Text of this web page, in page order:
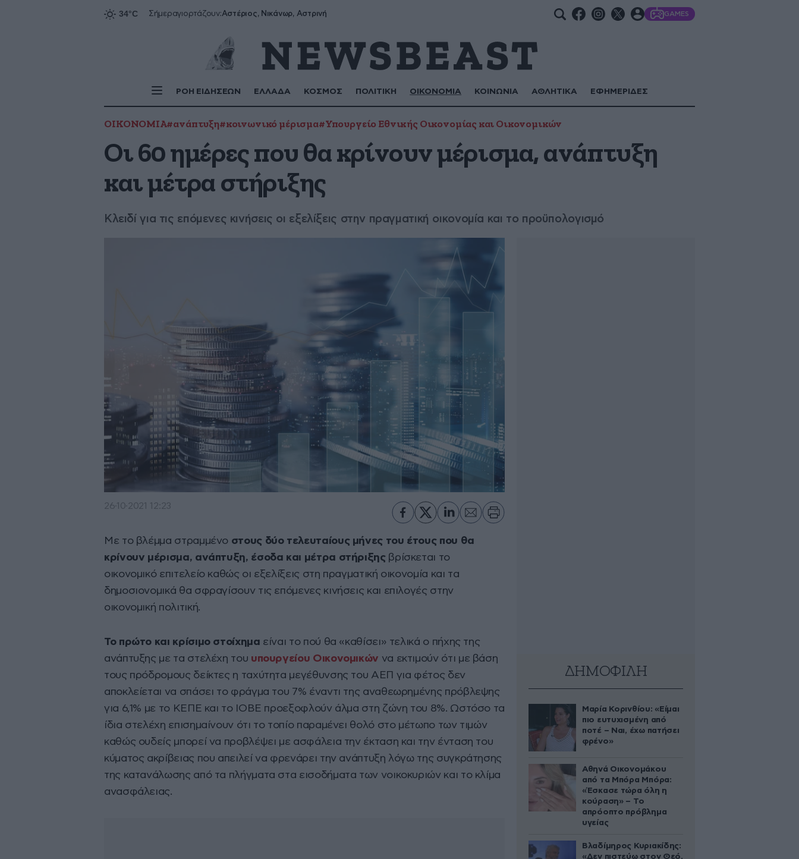
Σήμεραγιορτάζουν:Αστέριος, Νικάνωρ, Αστρινή GAMES
ΡΟΗ ΕΙΔΗΣΕΩΝ ΕΛΛΑΔΑ ΚΟΣΜΟΣ ΠΟΛΙΤΙΚΗ ΟΙΚΟΝΟΜΙΑ ΚΟΙΝΩΝΙΑ ΑΘΛΗΤΙΚΑ ΕΦΗΜΕΡΙΔΕΣ
ΟΙΚΟΝΟΜΙΑ#ανάπτυξη#κοινωνικό μέρισμα#Υπουργείο Εθνικής Οικονομίας και Οικονομικών
Οι 60 ημέρες που θα κρίνουν μέρισμα, ανάπτυξη
και μέτρα στήριξης
Κλειδί για τις επόμενες κινήσεις οι εξελίξεις στην πραγματική οικονομία και το προϋπολογισμό
26·10·2021 12:23
Με το βλέμμα στραμμένο στους δύο τελευταίους μήνες του έτους που θα
κρίνουν μέρισμα, ανάπτυξη, έσοδα και μέτρα στήριξηςβρίσκεται το
οικονομικό επιτελείο καθώς οι εξελίξεις στη πραγματική οικονομία και τα
δημοσιονομικά θα σφραγίσουν τις επόμενες κινήσεις και επιλογές στην
οικονομική πολιτική.
Το πρώτο και κρίσιμο στοίχημα είναι το πού θα «καθίσει» τελικά ο πήχης της
ανάπτυξης με τα στελέχη του υπουργείου Οικονομικών να εκτιμούν ότι με βάση
τους πρόδρομους δείκτες η ταχύτητα μεγέθυνσης του ΑΕΠ για φέτος δεν
αποκλείεται να σπάσει το φράγμα του 7% έναντι της αναθεωρημένης πρόβλεψης
για 6,1% με το ΚΕΠΕ και το ΙΟΒΕ προεξοφλούν άλμα στη ζώνη του 8%. Ωστόσο τα
ίδια στελέχη επισημαίνουν ότι το τοπίο παραμένει θολό στο μέτωπο των τιμών
καθώς ουδείς μπορεί να προβλέψει με ασφάλεια την έκταση και την ένταση του
κύματος ακρίβειας που απειλεί να φρενάρει την ανάπτυξη λόγω της συγκράτησης
της κατανάλωσης από τα πλήγματα στα εισοδήματα των νοικοκυριών και το κλίμα
ανασφάλειας.
ΔΗΜΟΦΙΛΗ
Μαρία Κορινθίου: «Είμαι
πιο ευτυχισμένη από
ποτέ – Ναι, έχω πατήσει
φρένο»
Αθηνά Οικονομάκου
από τα Μπόρα Μπόρα:
«Έσκασε τώρα όλη η
κούραση» – Το
απρόοπτο πρόβλημα
υγείας
Βλαδίμηρος Κυριακίδης:
«Δεν πιστεύω στον Θεό,